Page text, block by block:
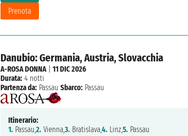
Prenota
Danubio: Germania, Austria, Slovacchia
A-ROSA DONNA| 11 DIC 2026
Durata: 4 notti
Partenza da: Passau Sbarco: Passau
Itinerario:
1. Passau,2. Vienna,3. Bratislava,4. Linz,5. Passau